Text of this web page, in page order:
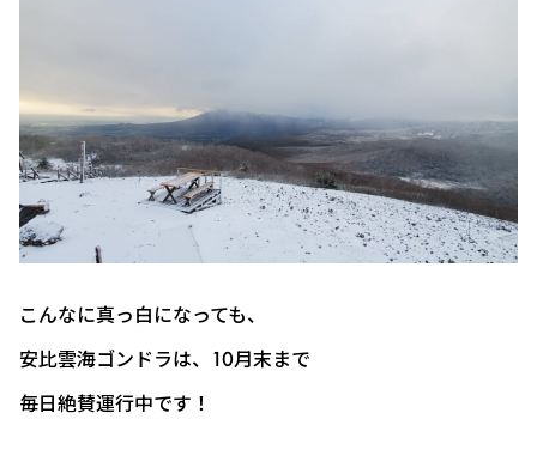
こんなに真っ白になっても、
安比雲海ゴンドラは、10月末まで
毎日絶賛運行中です！